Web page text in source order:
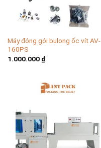
Máy đóng gói bulong ốc vít AV-
160PS
1.000.000 ₫